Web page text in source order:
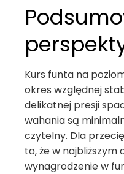
Kurs funta na
okres względnej
delikatnej presji
wahania są
czytelny. Dla
to, że w najbliższym
wynagrodzenie w